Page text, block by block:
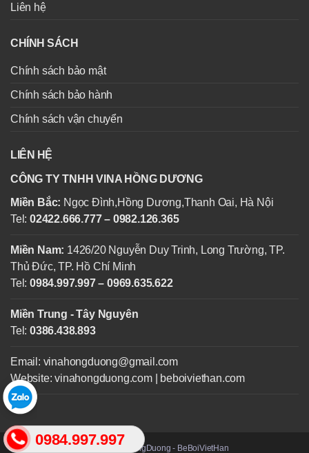
Liên hệ
CHÍNH SÁCH
Chính sách bảo mật
Chính sách bảo hành
Chính sách vận chuyển
LIÊN HỆ
CÔNG TY TNHH VINA HỒNG DƯƠNG
Miền Bắc: Ngọc Đình,Hồng Dương,Thanh Oai, Hà Nội
Tel: 02422.666.777 – 0982.126.365
Miền Nam: 1426/20 Nguyễn Duy Trinh, Long Trường, TP.
Thủ Đức, TP. Hồ Chí Minh
Tel: 0984.997.997 – 0969.635.622
Miền Trung - Tây Nguyên
Tel: 0386.438.893
Email: vinahongduong@gmail.com
Website: vinahongduong.com | beboiviethan.com
© 2025 VinaHongDuong - BeBoiVietHan
0984.997.997